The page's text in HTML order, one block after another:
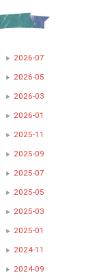
2026-07
2026-05
2026-03
2026-01
2025-11
2025-09
2025-07
2025-05
2025-03
2025-01
2024-11
2024-09